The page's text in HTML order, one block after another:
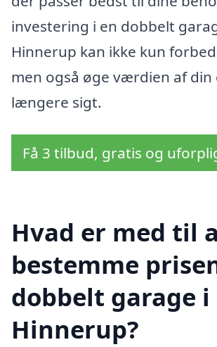
investering i en dobbelt
Hinnerup kan ikke kun
men også øge værdien af din
længere sigt.
Få 3 tilbud, gratis og
Hvad er med til
bestemme
dobbelt garage i
Hinnerup?